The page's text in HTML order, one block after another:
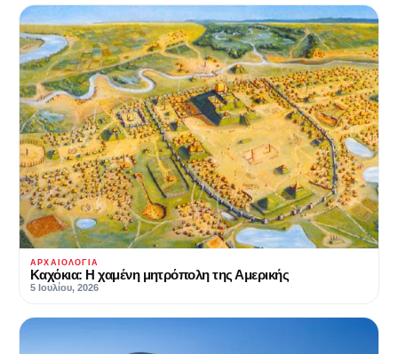
ΑΡΧΑΙΟΛΟΓΊΑ
Καχόκια: Η χαμένη μητρόπολη της Αμερικής
5 Ιουλίου, 2026